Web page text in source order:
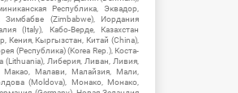
Республика, Эквадор,
Зимбабве (Zimbabwe), Иордания
(Italy), Кабо-Верде, Казахстан
Кения, Кыргызстан, Китай (China),
(Республика) (Korea Rep.), Коста-
(Lithuania), Либерия, Ливан, Ливия,
Макао, Малави, Малайзия, Мали,
(Moldova), Монако, Монако,